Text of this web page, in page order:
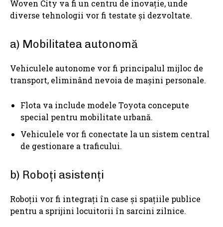
Woven City va fi un centru de inovație, unde
diverse tehnologii vor fi testate și dezvoltate.
a) Mobilitatea autonomă
Vehiculele autonome vor fi principalul mijloc de
transport, eliminând nevoia de mașini personale.
Flota va include modele Toyota concepute
special pentru mobilitate urbană.
Vehiculele vor fi conectate la un sistem central
de gestionare a traficului.
b) Roboți asistenți
Roboții vor fi integrați în case și spațiile publice
pentru a sprijini locuitorii în sarcini zilnice.